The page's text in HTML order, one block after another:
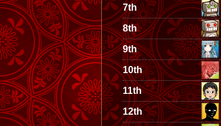
7th
8th
9th
10th
11th
12th